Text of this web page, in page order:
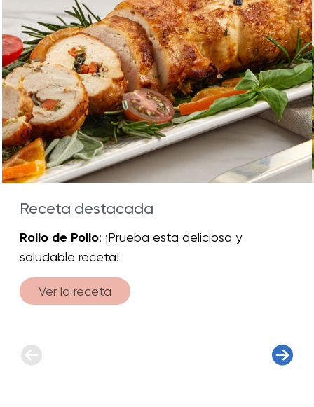
Receta destacada
Rollo de Pollo: ¡Prueba esta deliciosa y
saludable receta!
Ver la receta